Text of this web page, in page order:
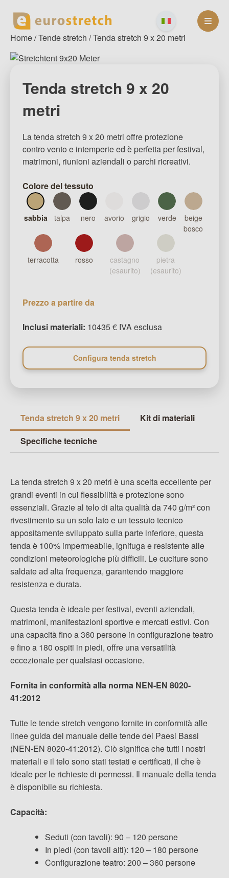
content
Home/Tende stretch / Tenda stretch 9 x 20 metri
Tenda stretch 9 x 20
metri
La tenda stretch 9 x 20 metri offre protezione
contro vento e intemperie ed è perfetta per festival,
matrimoni, riunioni aziendali o parchi ricreativi.
Colore del tessuto
sabbia talpa nero avorio grigio verde
beige
bosco
terracotta rosso
castagno
(esaurito)
pietra
(esaurito)
Prezzo a partire da
Inclusi materiali: 10435 € IVA esclusa
Configura tenda stretch
Tenda stretch 9 x 20 metri
Kit di materiali
Specifiche tecniche
La tenda stretch 9 x 20 metri è una scelta eccellente per
grandi eventi in cui flessibilità e protezione sono
essenziali. Grazie al telo di alta qualità da 740 g/m² con
rivestimento su un solo lato e un tessuto tecnico
appositamente sviluppato sulla parte inferiore, questa
tenda è 100% impermeabile, ignifuga e resistente alle
condizioni meteorologiche più difficili. Le cuciture sono
saldate ad alta frequenza, garantendo maggiore
resistenza e durata.
Questa tenda è ideale per festival, eventi aziendali,
matrimoni, manifestazioni sportive e mercati estivi. Con
una capacità fino a 360 persone in configurazione teatro
e fino a 180 ospiti in piedi, offre una versatilità
eccezionale per qualsiasi occasione.
Fornita in conformità alla norma NEN-EN 8020-
41:2012
Tutte le tende stretch vengono fornite in conformità alle
linee guida del manuale delle tende dei Paesi Bassi
(NEN-EN 8020-41:2012). Ciò significa che tutti i nostri
materiali e il telo sono stati testati e certificati, il che è
ideale per le richieste di permessi. Il manuale della tenda
è disponibile su richiesta.
Capacità:
Seduti (con tavoli): 90 – 120 persone
In piedi (con tavoli alti): 120 – 180 persone
Configurazione teatro: 200 – 360 persone